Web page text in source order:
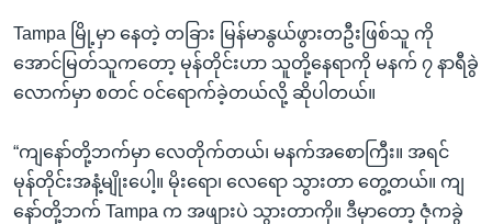
Tampa မြို့မှာ နေတဲ့ တခြား မြန်မာနွယ်ဖွားတဦးဖြစ်သူ ကို
အောင်မြတ်သူကတော့ မုန်တိုင်းဟာ သူတို့နေရာကို မနက် ၇ နာရီခွဲ
လောက်မှာ စတင် ဝင်ရောက်ခဲ့တယ်လို့ ဆိုပါတယ်။
“ကျနော်တို့ဘက်မှာ လေတိုက်တယ်၊ မနက်အစောကြီး။ အရင်
မုန်တိုင်းအနံ့မျိုးပေါ့။ မိုးရော၊ လေရော သွားတာ တွေ့တယ်။ ကျ
နော်တို့ဘက် Tampa က အဖျားပဲ သွားတာကို။ ဒီမှာတော့ ဇုံကခွဲ